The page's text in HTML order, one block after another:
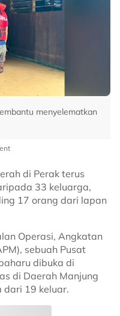
menyelematkan
di Perak terus
33 keluarga,
17 orang dari lapan
Operasi, Angkatan
sebuah Pusat
dibuka di
di Daerah Manjung
dari 19 keluar.